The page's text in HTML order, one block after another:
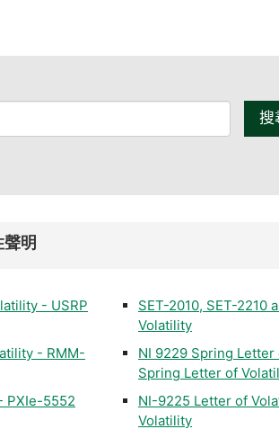
搜
明
- USRP
SET-2010, SET-2210
Volatility
- RMM-
NI 9229 Spring
Spring Letter of
PXIe-5552
NI-9225 Letter of
Volatility